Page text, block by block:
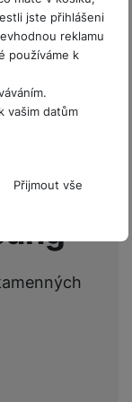
jste přihlášeni
reklamu
používáme k
vašim datům
košíkem,
vše
např. pomocí
Přijmout vše